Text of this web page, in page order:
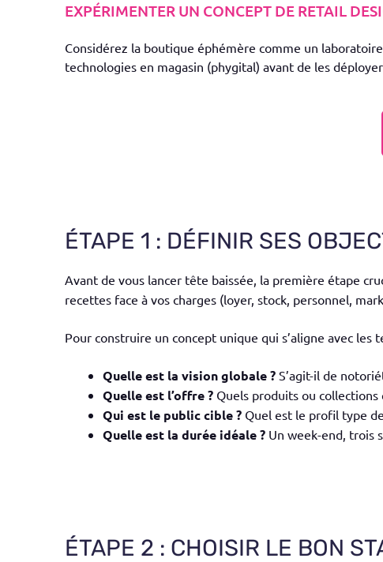
EXPÉRIMENTER UN CONCEPT DE RETAIL
Considérez la boutique éphémère comme un
technologies en magasin (phygital) avant de les
ÉTAPE 1 : DÉFINIR SES
Avant de vous lancer tête baissée, la première étape
recettes face à vos charges (loyer, stock, personnel,
Pour construire un concept unique qui s’aligne avec les
Quelle est la vision globale ? S’agit-il de
Quelle est l’offre ? Quels produits ou
Qui est le public cible ? Quel est le profil type
Quelle est la durée idéale ? Un week-end, trois
ÉTAPE 2 : CHOISIR LE BON